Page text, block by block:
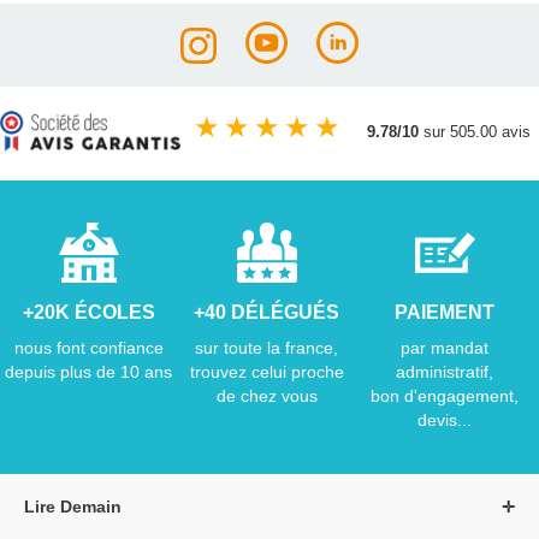
★ ★ ★ ★ ★ 9.78/10 sur 505.00 avis
+20K ÉCOLES
nous font confiance
depuis plus de 10 ans
+40 DÉLÉGUÉS
sur toute la france,
trouvez celui proche
de chez vous
PAIEMENT
par mandat
administratif,
bon d'engagement,
devis...
Lire Demain